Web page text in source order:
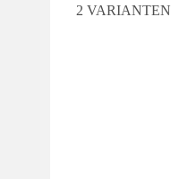
2 VARIANTEN